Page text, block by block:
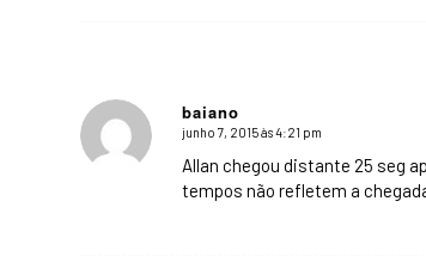
baiano
says:
junho 7, 2015 às 4:21 pm
Allan chegou distante 25 seg
tempos não refletem a